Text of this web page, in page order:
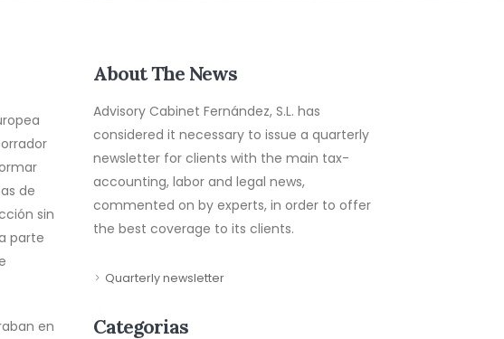
de
sin
parte
en
About The News
Advisory Cabinet Fernández, S.L. has
considered it necessary to issue a quarterly
newsletter for clients with the main tax-
accounting, labor and legal news,
commented on by experts, in order to offer
the best coverage to its clients.
Quarterly newsletter
Categorias